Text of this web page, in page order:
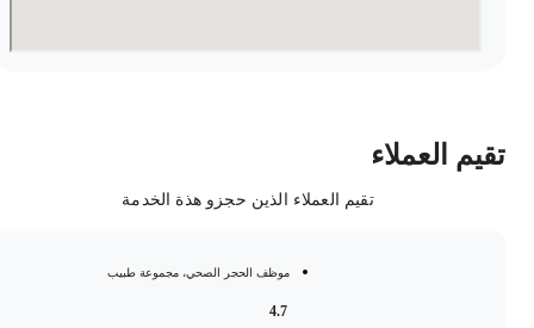
العملاء
تقيم العملاء الذين حجزو هذة الخدمة
موظف الحجر الصحي، مجموعة طبيب